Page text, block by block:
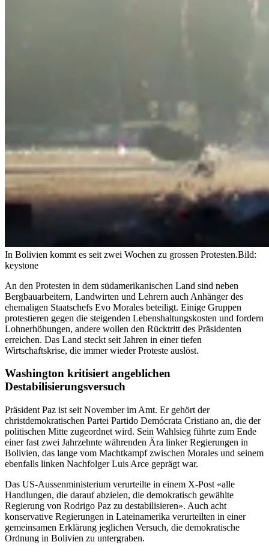
In Bolivien kommt es seit zwei Wochen zu grossen Protesten.Bild:
keystone
An den Protesten in dem südamerikanischen Land sind neben
Bergbauarbeitern, Landwirten und Lehrern auch Anhänger des
ehemaligen Staatschefs Evo Morales beteiligt. Einige Gruppen
protestieren gegen die steigenden Lebenshaltungskosten und fordern
Lohnerhöhungen, andere wollen den Rücktritt des Präsidenten
erreichen. Das Land steckt seit Jahren in einer tiefen
Wirtschaftskrise, die immer wieder Proteste auslöst.
Washington kritisiert angeblichen
Destabilisierungsversuch
Präsident Paz ist seit November im Amt. Er gehört der
christdemokratischen Partei Partido Demócrata Cristiano an, die der
politischen Mitte zugeordnet wird. Sein Wahlsieg führte zum Ende
einer fast zwei Jahrzehnte währenden Ära linker Regierungen in
Bolivien, das lange vom Machtkampf zwischen Morales und seinem
ebenfalls linken Nachfolger Luis Arce geprägt war.
Das US-Aussenministerium verurteilte in einem X-Post «alle
Handlungen, die darauf abzielen, die demokratisch gewählte
Regierung von Rodrigo Paz zu destabilisieren». Auch acht
konservative Regierungen in Lateinamerika verurteilten in einer
gemeinsamen Erklärung jeglichen Versuch, die demokratische
Ordnung in Bolivien zu untergraben.